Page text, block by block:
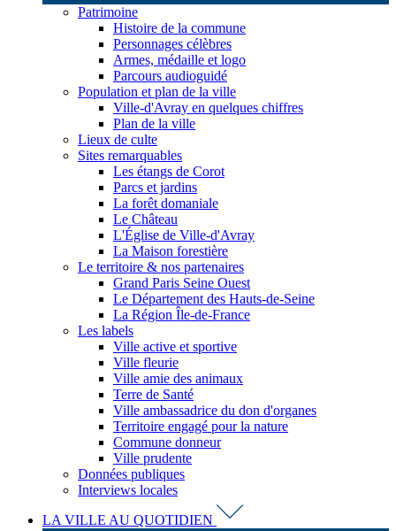
Patrimoine
Histoire de la commune
Personnages célèbres
Armes, médaille et logo
Parcours audioguidé
Population et plan de la ville
Ville-d'Avray en quelques chiffres
Plan de la ville
Lieux de culte
Sites remarquables
Les étangs de Corot
Parcs et jardins
La forêt domaniale
Le Château
L'Église de Ville-d'Avray
La Maison forestière
Le territoire & nos partenaires
Grand Paris Seine Ouest
Le Département des Hauts-de-Seine
La Région Île-de-France
Les labels
Ville active et sportive
Ville fleurie
Ville amie des animaux
Terre de Santé
Ville ambassadrice du don d'organes
Territoire engagé pour la nature
Commune donneur
Ville prudente
Données publiques
Interviews locales
LA VILLE AU QUOTIDIEN